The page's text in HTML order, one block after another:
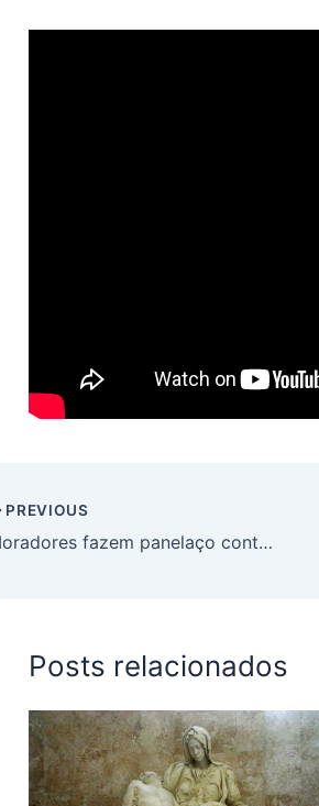
PREVIOUS
Moradores fazem panelaço contra vizinha que denunciou música em condomínio em SP
Posts relacionados